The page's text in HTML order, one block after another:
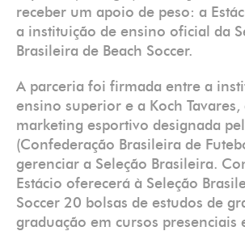
receber um apoio de peso: a
a instituição de ensino oficial da
Brasileira de Beach Soccer.
A parceria foi firmada entre a
ensino superior e a Koch Tavares,
marketing esportivo designada
(Confederação Brasileira de
gerenciar a Seleção Brasileira.
Estácio oferecerá à Seleção
Soccer 20 bolsas de estudos de
graduação em cursos presenciais